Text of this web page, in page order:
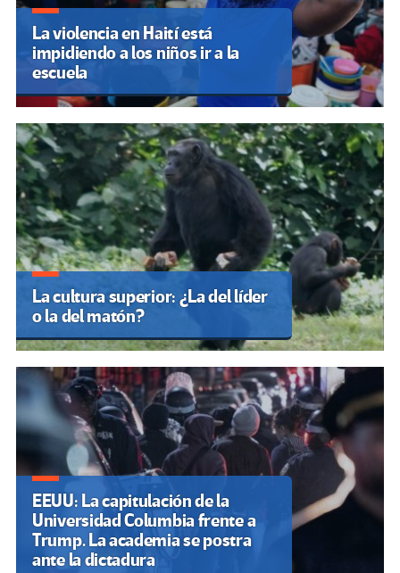
La violencia en Haití está
impidiendo a los niños ir a la
escuela
La cultura superior: ¿La del líder
o la del matón?
EEUU: La capitulación de la
Universidad Columbia frente a
Trump. La academia se postra
ante la dictadura